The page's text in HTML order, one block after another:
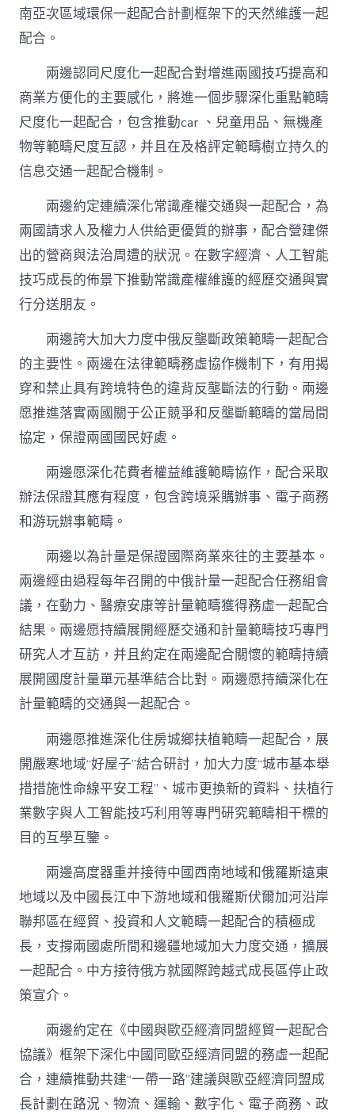
南亞次區域環保一起配合計劃框架下的天然維護一起
配合。
兩邊認同尺度化一起配合對增進兩國技巧提高和
商業方便化的主要感化，將進一個步驟深化重點範疇
尺度化一起配合，包含推動car 、兒童用品、無機產
物等範疇尺度互認，并且在及格評定範疇樹立持久的
信息交通一起配合機制。
兩邊約定連續深化常識產權交通與一起配合，為
兩國請求人及權力人供給更優質的辦事，配合營建傑
出的營商與法治周遭的狀況。在數字經濟、人工智能
技巧成長的佈景下推動常識產權維護的經歷交通與實
行分送朋友。
兩邊誇大加大力度中俄反壟斷政策範疇一起配合
的主要性。兩邊在法律範疇務虛協作機制下，有用揭
穿和禁止具有跨境特色的違背反壟斷法的行動。兩邊
愿推進落實兩國關于公正競爭和反壟斷範疇的當局間
協定，保證兩國國民好處。
兩邊愿深化花費者權益維護範疇協作，配合采取
辦法保證其應有程度，包含跨境采購辦事、電子商務
和游玩辦事範疇。
兩邊以為計量是保證國際商業來往的主要基本。
兩邊經由過程每年召開的中俄計量一起配合任務組會
議，在動力、醫療安康等計量範疇獲得務虛一起配合
結果。兩邊愿持續展開經歷交通和計量範疇技巧專門
研究人才互訪，并且約定在兩邊配合關懷的範疇持續
展開國度計量單元基準結合比對。兩邊愿持續深化在
計量範疇的交通與一起配合。
兩邊愿推進深化住房城鄉扶植範疇一起配合，展
開嚴寒地域“好屋子”結合研討，加大力度“城市基本舉
措措施性命線平安工程”、城市更換新的資料、扶植行
業數字與人工智能技巧利用等專門研究範疇相干標的
目的互學互鑒。
兩邊高度器重并接待中國西南地域和俄羅斯遠東
地域以及中國長江中下游地域和俄羅斯伏爾加河沿岸
聯邦區在經貿、投資和人文範疇一起配合的積極成
長，支撐兩國處所間和邊疆地域加大力度交通，擴展
一起配合。中方接待俄方就國際跨越式成長區停止政
策宣介。
兩邊約定在《中國與歐亞經濟同盟經貿一起配合
協議》框架下深化中國同歐亞經濟同盟的務虛一起配
合，連續推動共建“一帶一路”建議與歐亞經濟同盟成
長計劃在路況、物流、運輸、數字化、電子商務、政